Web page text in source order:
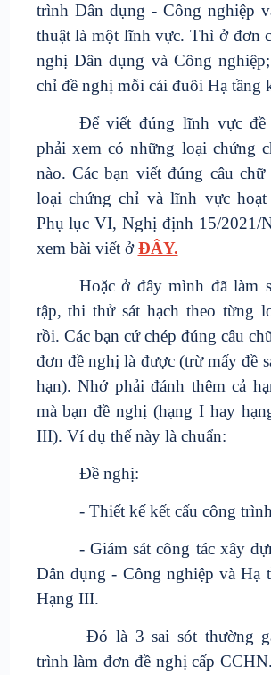
trình Dân dụng - Công nghiệp
thuật là một lĩnh vực. Thì ở đơn
nghị Dân dụng và Công
chỉ đề nghị mỗi cái đuôi Hạ tầng
Để viết đúng lĩnh vực
phải xem có những loại chứng
nào. Các bạn viết đúng câu chữ
loại chứng chỉ và lĩnh vực
Phụ lục VI, Nghị định 15/2021/
xem bài viết ởĐÂY.
Hoặc ở đây mình đã làm
tập, thi thử sát hạch theo từng
rồi. Các bạn cứ chép đúng câu
đơn đề nghị là được (trừ mấy đề
hạn). Nhớ phải đánh thêm cả
mà bạn đề nghị (hạng I hay
III). Ví dụ thế này là chuẩn:
Đề nghị:
- Thiết kế kết cấu công
- Giám sát công tác xây
Dân dụng - Công nghiệp và Hạ
Hạng III.
Đó là 3 sai sót thường
trình làm đơn đề nghị cấp